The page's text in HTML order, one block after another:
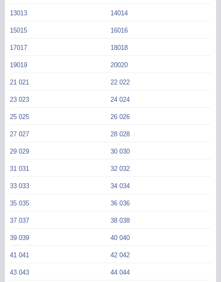
13013 14014
15015 16016
17017 18018
19019 20020
21 021 22 022
23 023 24 024
25 025 26 026
27 027 28 028
29 029 30 030
31 031 32 032
33 033 34 034
35 035 36 036
37 037 38 038
39 039 40 040
41 041 42 042
43 043 44 044